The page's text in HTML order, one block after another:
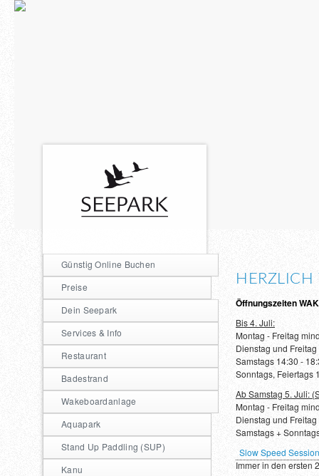
Günstig Online Buchen
Preise
Dein Seepark
Services & Info
Restaurant
Badestrand
Wakeboardanlage
Aquapark
Stand Up Paddling (SUP)
Kanu
Öffnungszeiten
Bis 4. Juli:
Montag - Freitag
Dienstag und
Samstags 14:30 -
Sonntags, Feiertags
Ab Samstag 5. Juli:
Montag - Freitag
Dienstag und
Samstags +
Slow Speed Session
Immer in den ersten